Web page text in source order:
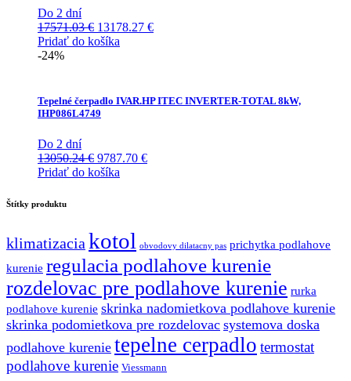
Do 2 dní
17571.03€ Pôvodná
cena
13178.27 €Aktuálna
Pridať do košíka
-24%
Tepelné čerpadlo IVAR.HP ITEC INVERTER-TOTAL 8kW,
IHP086L4749
Do 2 dní
13050.24€ Pôvodná
cena
9787.70 €Aktuálna
Pridať do košíka
Štítky produktu
klimatizacia kotol obvodovy dilatacny pas prichytka podlahove
kurenie regulacia podlahove kurenie
rozdelovac pre podlahove kurenie rurka
podlahove kurenie skrinka nadomietkova podlahove kurenie
skrinka podomietkova pre rozdelovac systemova doska
podlahove kurenie tepelne cerpadlo termostat
podlahove kurenie Viessmann